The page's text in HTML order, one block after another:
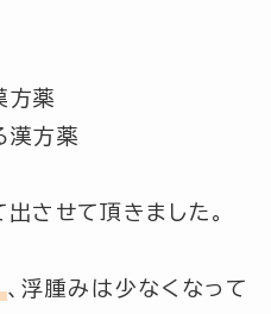
方薬
漢方薬
させて頂きました。
、浮腫みは少なくなって